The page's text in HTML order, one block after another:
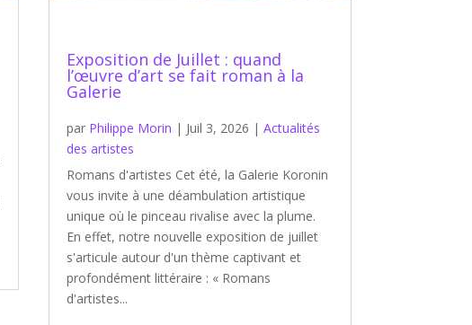
Exposition de Juillet : quand
l’œuvre d’art se fait roman à la
Galerie
par Philippe Morin | Juil 3, 2026 | Actualités
des artistes
Romans d'artistes Cet été, la Galerie Koronin
vous invite à une déambulation artistique
unique où le pinceau rivalise avec la plume.
En effet, notre nouvelle exposition de juillet
s'articule autour d'un thème captivant et
profondément littéraire : « Romans
d'artistes...